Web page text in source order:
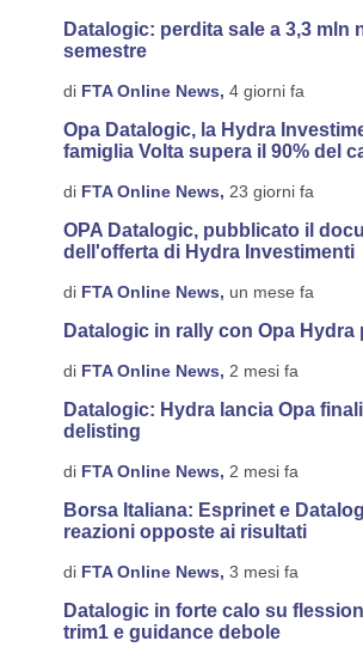
Datalogic: perdita sale a 3,3 mln
semestre
di FTA Online News, 4 giorni fa
Opa Datalogic, la Hydra
famiglia Volta supera il 90% del
di FTA Online News, 23 giorni fa
OPA Datalogic, pubblicato il
dell'offerta di Hydra Investimenti
di FTA Online News, un mese fa
Datalogic in rally con Opa Hydra
di FTA Online News, 2 mesi fa
Datalogic: Hydra lancia Opa
delisting
di FTA Online News, 2 mesi fa
Borsa Italiana: Esprinet e
reazioni opposte ai risultati
di FTA Online News, 3 mesi fa
Datalogic in forte calo su
trim1 e guidance debole